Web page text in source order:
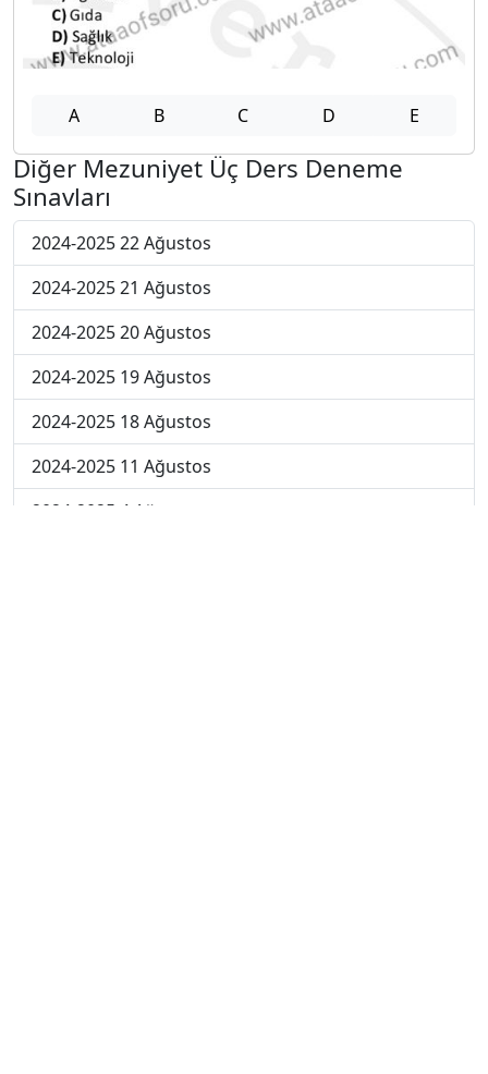
A B C D E
Diğer Mezuniyet Üç Ders Deneme
Sınavları
2024-2025 22 Ağustos
2024-2025 21 Ağustos
2024-2025 20 Ağustos
2024-2025 19 Ağustos
2024-2025 18 Ağustos
2024-2025 11 Ağustos
2024-2025 4 Ağustos